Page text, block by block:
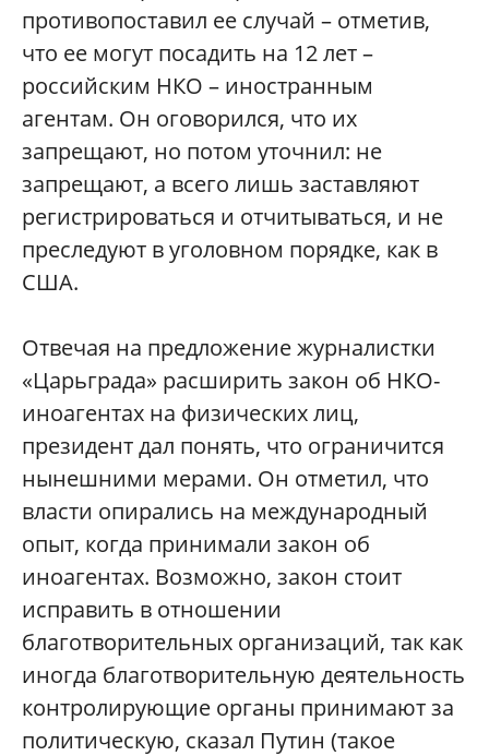
противопоставил ее случай – отметив,
что ее могут посадить на 12 лет –
российским НКО – иностранным
агентам. Он оговорился, что их
запрещают, но потом уточнил: не
запрещают, а всего лишь заставляют
регистрироваться и отчитываться, и не
преследуют в уголовном порядке, как в
США.
Отвечая на предложение журналистки
«Царьграда» расширить закон об НКО-
иноагентах на физических лиц,
президент дал понять, что ограничится
нынешними мерами. Он отметил, что
власти опирались на международный
опыт, когда принимали закон об
иноагентах. Возможно, закон стоит
исправить в отношении
благотворительных организаций, так как
иногда благотворительную деятельность
контролирующие органы принимают за
политическую, сказал Путин (такое